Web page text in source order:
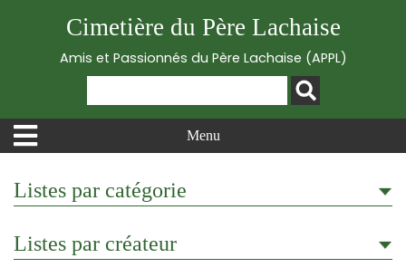
Cimetière du Père Lachaise
Amis et Passionnés du Père Lachaise (APPL)
Menu
Listes par catégorie
Listes par créateur